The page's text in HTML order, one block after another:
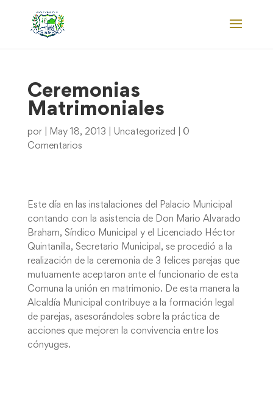
Ceremonias
Matrimoniales
por May 18, 2013 Uncategorized
0
Comentarios
Este día en las instalaciones del Palacio Municipal
contando con la asistencia de Don Mario Alvarado
Braham, Síndico Municipal y el Licenciado Héctor
Quintanilla, Secretario Municipal, se procedió a la
realización de la ceremonia de 3 felices parejas que
mutuamente aceptaron ante el funcionario de esta
Comuna la unión en matrimonio. De esta manera la
Alcaldía Municipal contribuye a la formación legal
de parejas, asesorándoles sobre la práctica de
acciones que mejoren la convivencia entre los
cónyuges.